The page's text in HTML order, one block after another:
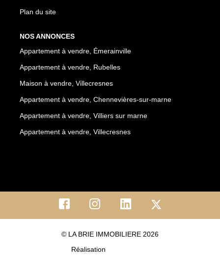
Plan du site
NOS ANNONCES
Appartement à vendre, Émerainville
Appartement à vendre, Rubelles
Maison à vendre, Villecresnes
Appartement à vendre, Chennevières-sur-marne
Appartement à vendre, Villiers sur marne
Appartement à vendre, Villecresnes
© LA BRIE IMMOBILIERE 2026
Réalisation